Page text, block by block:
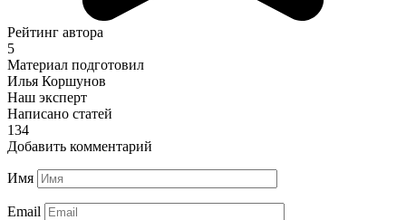
Рейтинг автора
5
Материал подготовил
Илья Коршунов
Наш эксперт
Написано статей
134
Добавить комментарий
Имя
Email